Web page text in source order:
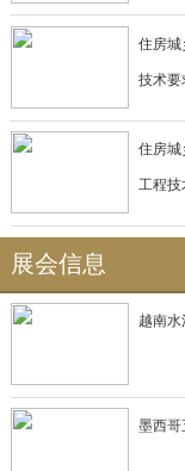
住房
技术要
住房
工程
展会信息
越南水
墨西哥